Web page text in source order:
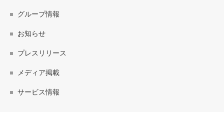
グループ情報
お知らせ
プレスリリース
メディア掲載
サービス情報